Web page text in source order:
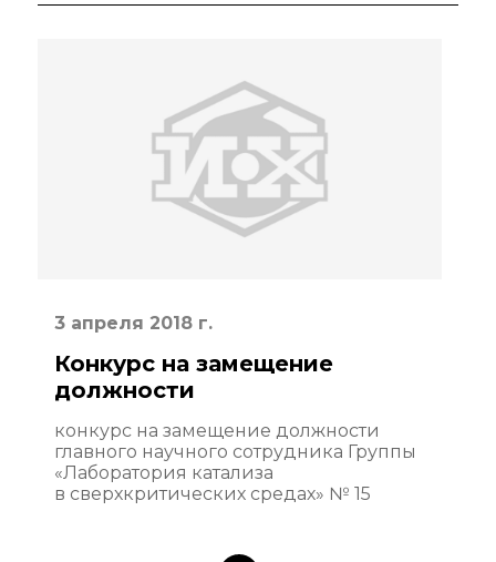
3 апреля 2018 г.
Конкурс на замещение
должности
конкурс на замещение должности
главного научного сотрудника Группы
«Лаборатория катализа
в сверхкритических средах» № 15